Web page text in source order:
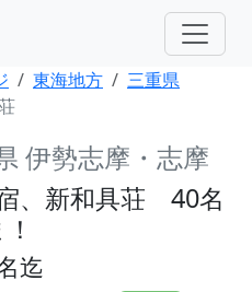
東海地方
三重県
伊勢志摩・志摩
、新和具荘 40名
迄